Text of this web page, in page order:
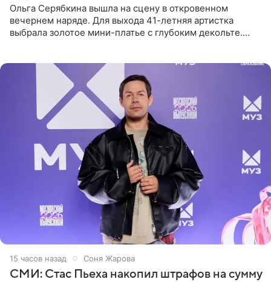
Ольга Серябкина вышла на сцену в откровенном
вечернем наряде. Для выхода 41-летняя артистка
выбрала золотое мини-платье с глубоким декольте.
15 часов назад Соня Жарова
СМИ: Стас Пьеха накопил штрафов на сумму